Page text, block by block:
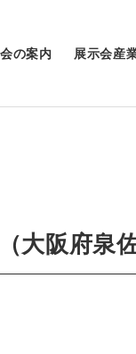
の案内 展示会産
大阪府泉